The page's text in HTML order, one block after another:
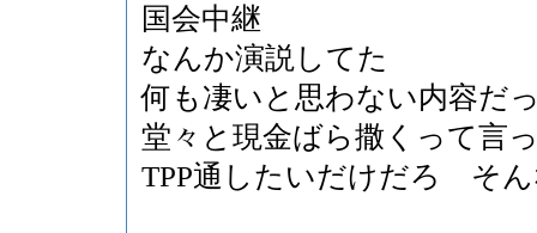
国会中継
なんか演説してた
何も凄いと思わない内容だ
堂々と現金ばら撒くって言
TPP通したいだけだろ そ